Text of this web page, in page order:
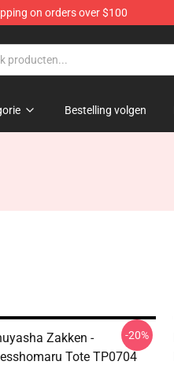
on orders over $100
Bestelling volgen
Zakken -
Tote TP0704
-20%